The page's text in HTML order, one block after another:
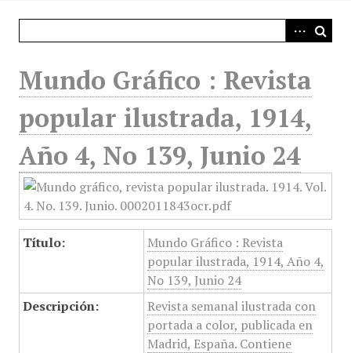
Mundo Gráfico : Revista
popular ilustrada, 1914,
Año 4, No 139, Junio 24
Título:
Mundo Gráfico : Revista
popular ilustrada, 1914, Año 4,
No 139, Junio 24
Descripción:
Revista semanal ilustrada con
portada a color, publicada en
Madrid, España. Contiene